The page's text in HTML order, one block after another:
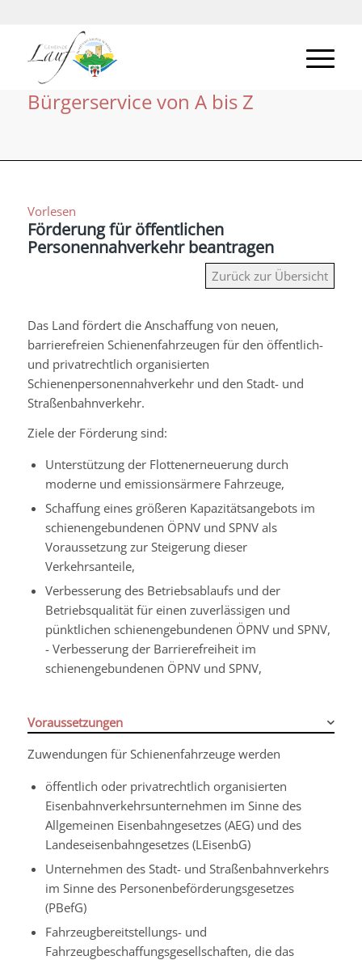
Bürgerservice von A bis Z
Vorlesen
Förderung für öffentlichen
Personennahverkehr beantragen
Zurück zur Übersicht
Das Land fördert die Anschaffung von neuen,
barrierefreien Schienenfahrzeugen für den öffentlich-
und privatrechtlich organisierten
Schienenpersonennahverkehr und den Stadt- und
Straßenbahnverkehr.
Ziele der Förderung sind:
Unterstützung der Flottenerneuerung durch
moderne und emissionsärmere Fahrzeuge,
Schaffung eines größeren Kapazitätsangebots im
schienengebundenen ÖPNV und SPNV als
Voraussetzung zur Steigerung dieser
Verkehrsanteile,
Verbesserung des Betriebsablaufs und der
Betriebsqualität für einen zuverlässigen und
pünktlichen schienengebundenen ÖPNV und SPNV,
- Verbesserung der Barrierefreiheit im
schienengebundenen ÖPNV und SPNV,
Voraussetzungen
Zuwendungen für Schienenfahrzeuge werden
öffentlich oder privatrechtlich organisierten
Eisenbahnverkehrsunternehmen im Sinne des
Allgemeinen Eisenbahngesetzes (AEG) und des
Landeseisenbahngesetzes (LEisenbG)
Unternehmen des Stadt- und Straßenbahnverkehrs
im Sinne des Personenbeförderungsgesetzes
(PBefG)
Fahrzeugbereitstellungs- und
Fahrzeugbeschaffungsgesellschaften, die das